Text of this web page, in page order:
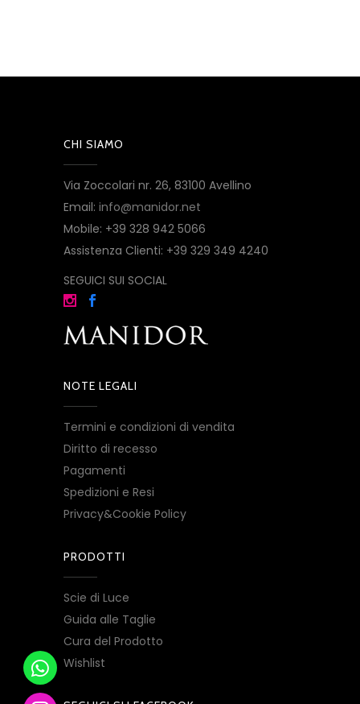
a
CHI SIAMO
Via Zoccolari nr. 26, 83100 Avellino
Email: info@manidor.net
Mobile: +39 328 942 5066
Assistenza Clienti: +39 329 349 4240
SEGUICI SUI SOCIAL
NOTE LEGALI
Termini e condizioni di vendita
Diritto di recesso
Pagamenti
Spedizioni e Resi
Privacy&Cookie Policy
PRODOTTI
Scie di Luce
Guida alle Taglie
Cura del Prodotto
Wishlist